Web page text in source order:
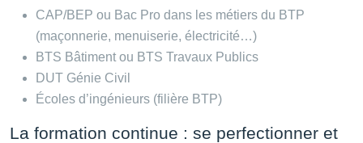
CAP/BEP ou Bac Pro dans les métiers du BTP
(maçonnerie, menuiserie, électricité…)
BTS Bâtiment ou BTS Travaux Publics
DUT Génie Civil
Écoles d’ingénieurs (filière BTP)
La formation continue : se perfectionner et